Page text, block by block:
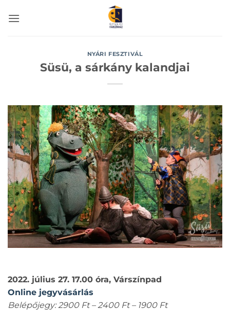
NYÁRI FESZTIVÁL
Süsü, a sárkány kalandjai
2022. július 27. 17.00 óra, Várszínpad
Online jegyvásárlás
Belépőjegy: 2900 Ft – 2400 Ft – 1900 Ft